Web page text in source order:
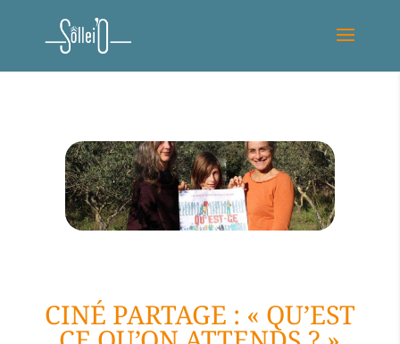
CINÉ PARTAGE : « QU’EST